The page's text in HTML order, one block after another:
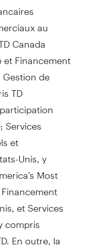
au
Canada
Financement
de
TD
Services
et
Unis, y
Most
et Services
compris
En outre, la